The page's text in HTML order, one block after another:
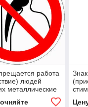
работа
людей
металлические